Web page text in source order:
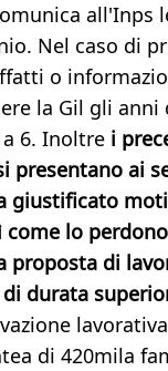
all'Inps
Nel caso di
o
la Gil gli anni
6. Inoltre i
presentano ai
giustificato
come lo
proposta di
durata
di 420mila